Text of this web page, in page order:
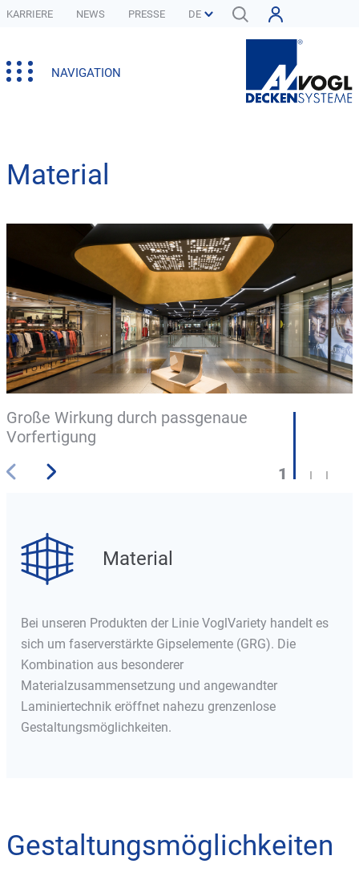
KARRIERE NEWS PRESSE
NAVIGATION
Material
Große Wirkung durch passgenaue
Vorfertigung
1
3
Material
Bei unseren Produkten der Linie VoglVariety handelt es
sich um faserverstärkte Gipselemente (GRG). Die
Kombination aus besonderer
Materialzusammensetzung und angewandter
Laminiertechnik eröffnet nahezu grenzenlose
Gestaltungsmöglichkeiten.
Gestaltungsmöglichkeiten